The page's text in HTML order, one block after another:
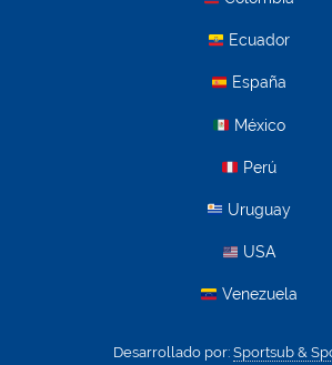
Ecuador
España
México
Perú
Uruguay
USA
Venezuela
Desarrollado por: Sportsub &